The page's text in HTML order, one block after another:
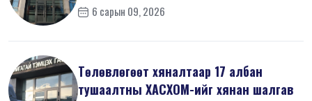
6 сарын 09, 2026
Төлөвлөгөөт хяналтаар 17 албан
тушаалтны ХАСХОМ-ийг хянан шалгав